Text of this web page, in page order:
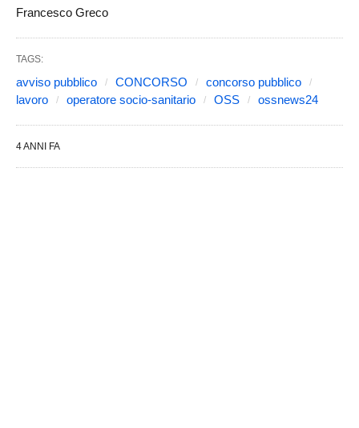
Francesco Greco
TAGS:
avviso pubblico CONCORSO
concorso pubblico
lavoro
operatore socio-sanitario OSS ossnews24
4 ANNI FA